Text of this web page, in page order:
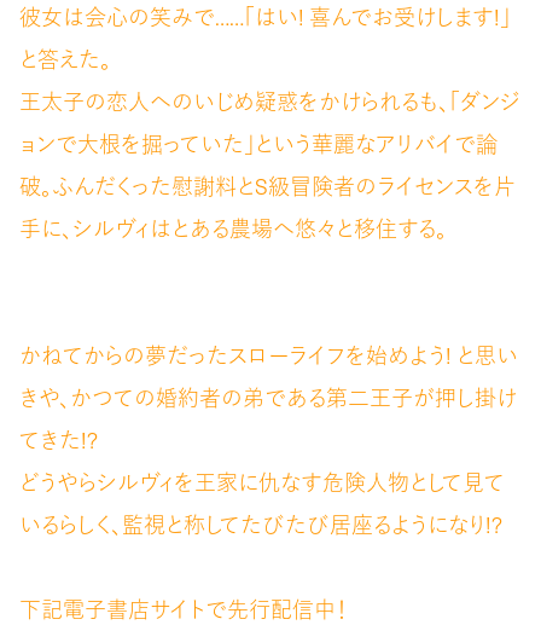
彼女は会心の笑みで……「はい! 喜んでお受けします!」
と答えた。
王太子の恋人へのいじめ疑惑をかけられるも、「ダンジ
ョンで大根を掘っていた」という華麗なアリバイで論
破。ふんだくった慰謝料とS級冒険者のライセンスを片
手に、シルヴィはとある農場へ悠々と移住する。
かねてからの夢だったスローライフを始めよう! と思い
きや、かつての婚約者の弟である第二王子が押し掛け
てきた!?
どうやらシルヴィを王家に仇なす危険人物として見て
いるらしく、監視と称してたびたび居座るようになり!?
下記電子書店サイトで先行配信中！